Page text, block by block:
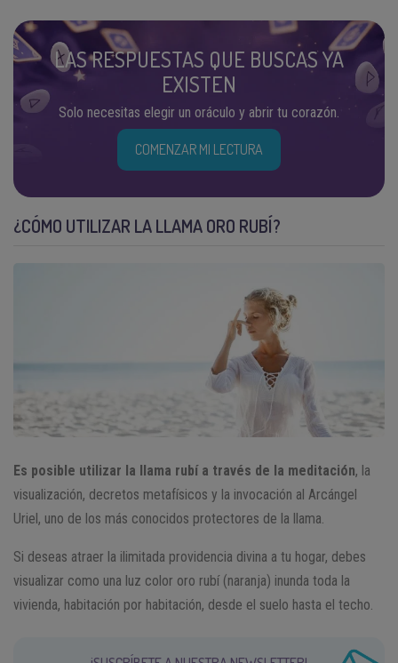
LAS RESPUESTAS QUE BUSCAS YA
EXISTEN
Solo necesitas elegir un oráculo y abrir tu corazón.
COMENZAR MI LECTURA
¿CÓMO UTILIZAR LA LLAMA ORO RUBÍ?
Es posible utilizar la llama rubí a través de la meditación, la
visualización, decretos metafísicos y la invocación al Arcángel
Uriel, uno de los más conocidos protectores de la llama.
Si deseas atraer la ilimitada providencia divina a tu hogar, debes
visualizar como una luz color oro rubí (naranja) inunda toda la
vivienda, habitación por habitación, desde el suelo hasta el techo.